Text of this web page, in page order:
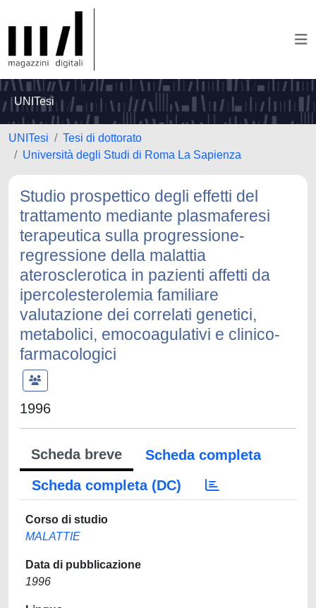
UNITesi
UNITesi
Tesi di dottorato
Università degli Studi di Roma La Sapienza
Studio prospettico degli effetti del
trattamento mediante plasmaferesi
terapeutica sulla progressione-
regressione della malattia
aterosclerotica in pazienti affetti da
ipercolesterolemia familiare
valutazione dei correlati genetici,
metabolici, emocoagulativi e clinico-
farmacologici
1996
Scheda breve
Scheda completa
Scheda completa (DC)
Corso di studio
MALATTIE
Data di pubblicazione
1996